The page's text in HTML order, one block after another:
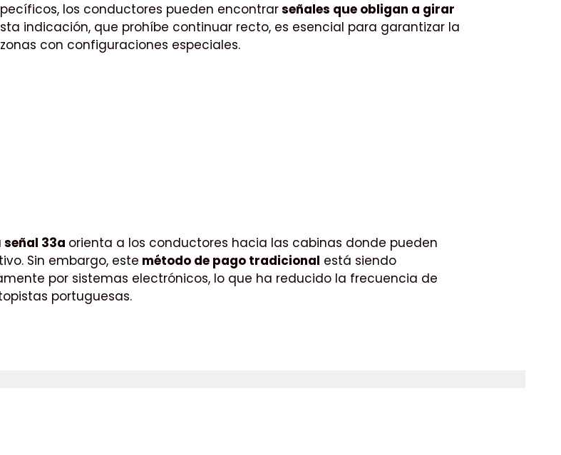
los conductores pueden encontrarseñales que obligan a girar
indicación, que prohíbe continuar recto, es esencial para garantizar la
con configuraciones especiales.
señal 33a orienta a los conductores hacia las cabinas donde pueden
Sin embargo, este método de pago tradicional está siendo
por sistemas electrónicos, lo que ha reducido la frecuencia de
portuguesas.